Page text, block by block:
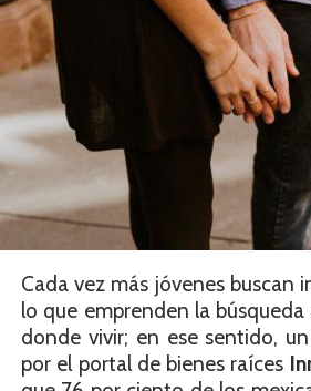
Cada vez más jóvenes buscan
lo que emprenden la
donde vivir; en ese sentido,
por el portal de bienes raíces